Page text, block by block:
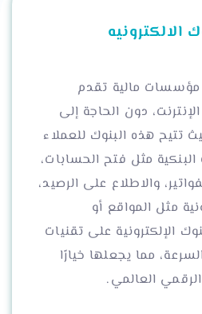
الالكترونيه
مؤسسات مالية تقدم
دون الحاجة إلى
تتيح هذه البنوك للعملاء
مثل فتح الحسابات،
والاطلاع على الرصيد،
مثل المواقع أو
الإلكترونية على تقنيات
مما يجعلها خيارًا
العالمي.